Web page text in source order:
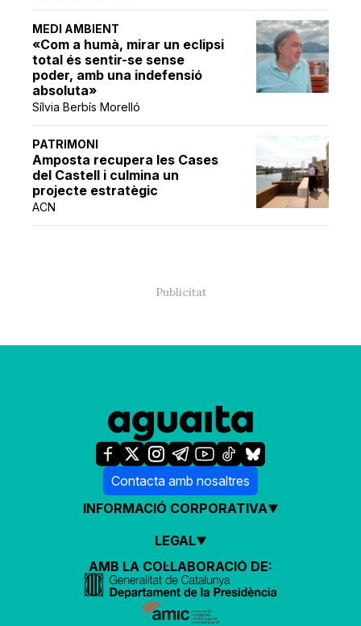
MEDI AMBIENT
«Com a humà, mirar un eclipsi
total és sentir-se sense
poder, amb una indefensió
absoluta»
Sílvia Berbís Morelló
PATRIMONI
Amposta recupera les Cases
del Castell i culmina un
projecte estratègic
ACN
Contacta amb nosaltres
INFORMACIÓ CORPORATIVA
LEGAL
AMB LA COL·LABORACIÓ DE: